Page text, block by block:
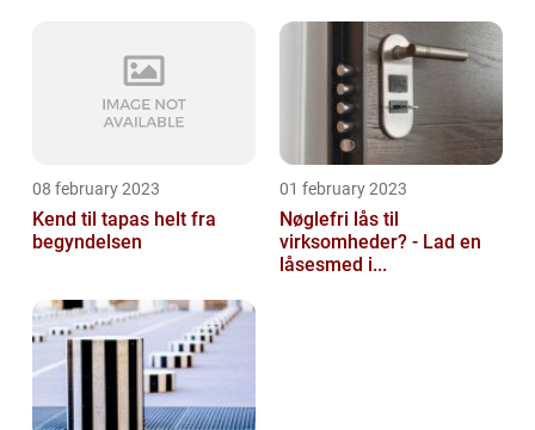
08 february 2023
Kend til tapas helt fra
begyndelsen
01 february 2023
Nøglefri lås til
virksomheder? - Lad en
låsesmed i...